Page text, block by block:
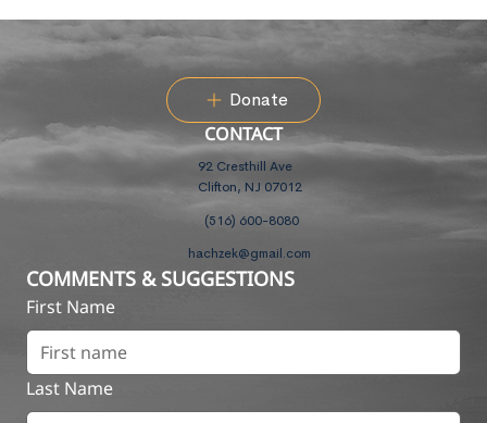
Donate
CONTACT
92 Cresthill Ave
Clifton, NJ 07012
(516) 600-8080
hachzek@gmail.com
COMMENTS & SUGGESTIONS
First Name
Last Name